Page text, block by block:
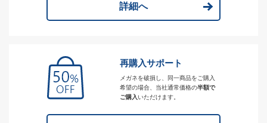
詳細へ
再購入サポート
メガネを破損し、同一商品をご購入
希望の場合、当社通常価格の半額で
ご購入いただけます。